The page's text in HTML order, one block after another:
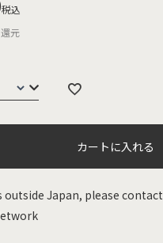
税込
元
カートに入れる
outside Japan, please